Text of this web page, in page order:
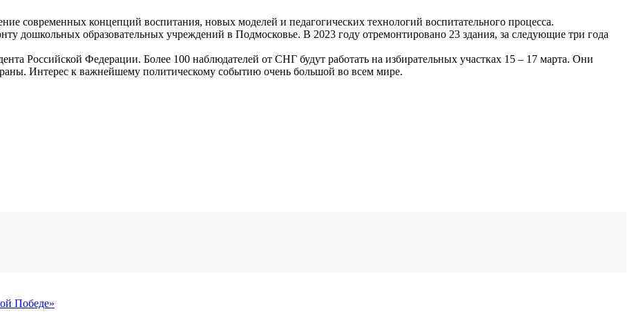
современных концепций воспитания, новых моделей и педагогических технологий воспитательного процесса.
дошкольных образовательных учреждений в Подмосковье. В 2023 году отремонтировано 23 здания, за следующие три года
Российской Федерации. Более 100 наблюдателей от СНГ будут работать на избирательных участках 15 – 17 марта. Они
Интерес к важнейшему политическому событию очень большой во всем мире.
Победе»